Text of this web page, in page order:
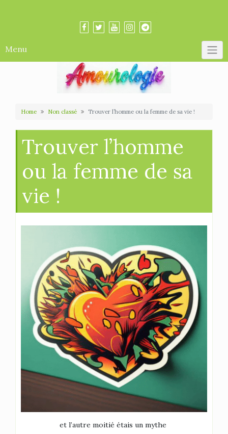
Menu
Home Non classé Trouver l’homme ou la femme de sa vie !
Trouver l’homme
ou la femme de sa
vie !
et l’autre moitié étais un mythe